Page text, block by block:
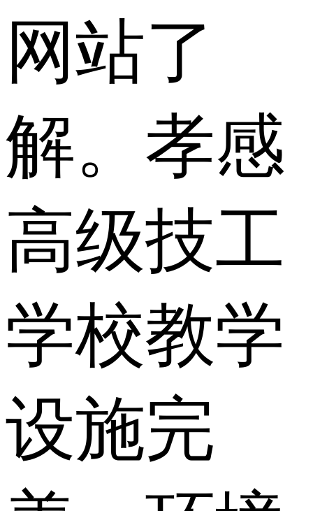
网站了
解。孝感
高级技工
学校教学
设施完